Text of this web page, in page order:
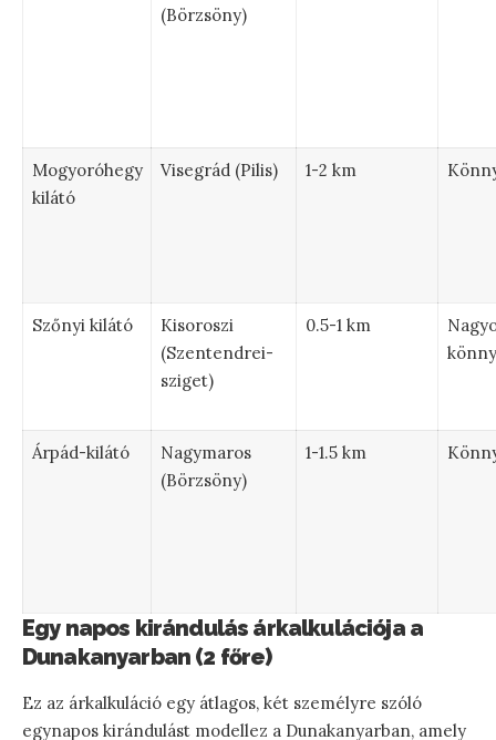
(Börzsöny)
Mogyoróhegy
kilátó
Visegrád (Pilis) 1-2 km
Szőnyi kilátó
Kisoroszi
(Szentendrei-
sziget)
0.5-1 km
Árpád-kilátó
Nagymaros
(Börzsöny)
1-1.5 km
Egy napos kirándulás árkalkulációja a
Dunakanyarban (2 főre)
Ez az árkalkuláció egy átlagos, két személyre szóló
egynapos kirándulást modellez a Dunakanyarban, amely